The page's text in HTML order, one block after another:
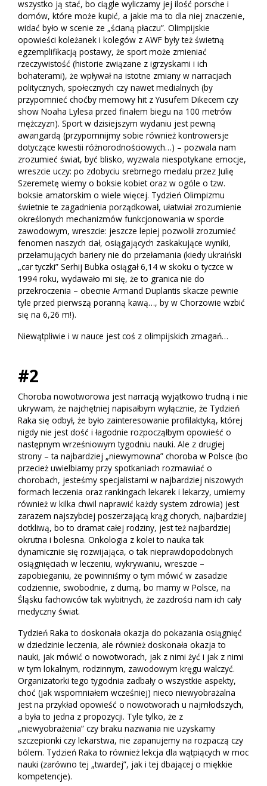
wszystko ją stać, bo ciągle wyliczamy jej ilość porsche i
domów, które może kupić, a jakie ma to dla niej znaczenie,
widać było w scenie ze „ścianą płaczu”. Olimpijskie
opowieści koleżanek i kolegów z AWF były też świetną
egzemplifikacją postawy, że sport może zmieniać
rzeczywistość (historie związane z igrzyskami i ich
bohaterami), że wpływał na istotne zmiany w narracjach
politycznych, społecznych czy nawet medialnych (by
przypomnieć choćby memowy hit z Yusufem Dikecem czy
show Noaha Lylesa przed finałem biegu na 100 metrów
mężczyzn). Sport w dzisiejszym wydaniu jest pewną
awangardą (przypomnijmy sobie również kontrowersje
dotyczące kwestii różnorodnościowych…) – pozwala nam
zrozumieć świat, być blisko, wyzwala niespotykane emocje,
wreszcie uczy: po zdobyciu srebrnego medalu przez Julię
Szeremetę wiemy o boksie kobiet oraz w ogóle o tzw.
boksie amatorskim o wiele więcej. Tydzień Olimpizmu
świetnie te zagadnienia porządkował, ułatwiał zrozumienie
określonych mechanizmów funkcjonowania w sporcie
zawodowym, wreszcie: jeszcze lepiej pozwolił zrozumieć
fenomen naszych ciał, osiągających zaskakujące wyniki,
przełamujących bariery nie do przełamania (kiedy ukraiński
„car tyczki” Serhij Bubka osiągał 6,14 w skoku o tyczce w
1994 roku, wydawało mi się, że to granica nie do
przekroczenia – obecnie Armand Duplantis skacze pewnie
tyle przed pierwszą poranną kawą…, by w Chorzowie wzbić
się na 6,26 m!).
Niewątpliwie i w nauce jest coś z olimpijskich zmagań…
#2
Choroba nowotworowa jest narracją wyjątkowo trudną i nie
ukrywam, że najchętniej napisałbym wyłącznie, że Tydzień
Raka się odbył, że było zainteresowanie profilaktyką, której
nigdy nie jest dość i łagodnie rozpocząłbym opowieść o
następnym wrześniowym tygodniu nauki. Ale z drugiej
strony – ta najbardziej „niewymowna” choroba w Polsce (bo
przecież uwielbiamy przy spotkaniach rozmawiać o
chorobach, jesteśmy specjalistami w najbardziej niszowych
formach leczenia oraz rankingach lekarek i lekarzy, umiemy
również w kilka chwil naprawić każdy system zdrowia) jest
zarazem najszybciej poszerzającą krąg chorych, najbardziej
dotkliwą, bo to dramat całej rodziny, jest też najbardziej
okrutna i bolesna. Onkologia z kolei to nauka tak
dynamicznie się rozwijająca, o tak nieprawdopodobnych
osiągnięciach w leczeniu, wykrywaniu, wreszcie –
zapobieganiu, że powinniśmy o tym mówić w zasadzie
codziennie, swobodnie, z dumą, bo mamy w Polsce, na
Śląsku fachowców tak wybitnych, że zazdrości nam ich cały
medyczny świat.
Tydzień Raka to doskonała okazja do pokazania osiągnięć
w dziedzinie leczenia, ale również doskonała okazja to
nauki, jak mówić o nowotworach, jak z nimi żyć i jak z nimi
w tym lokalnym, rodzinnym, zawodowym kręgu walczyć.
Organizatorki tego tygodnia zadbały o wszystkie aspekty,
choć (jak wspomniałem wcześniej) nieco niewyobrażalna
jest na przykład opowieść o nowotworach u najmłodszych,
a była to jedna z propozycji. Tyle tylko, że z
„niewyobrażenia” czy braku nazwania nie uzyskamy
szczepionki czy lekarstwa, nie zapanujemy na rozpaczą czy
bólem. Tydzień Raka to również lekcja dla wątpiących w moc
nauki (zarówno tej „twardej”, jak i tej dbającej o miękkie
kompetencje).